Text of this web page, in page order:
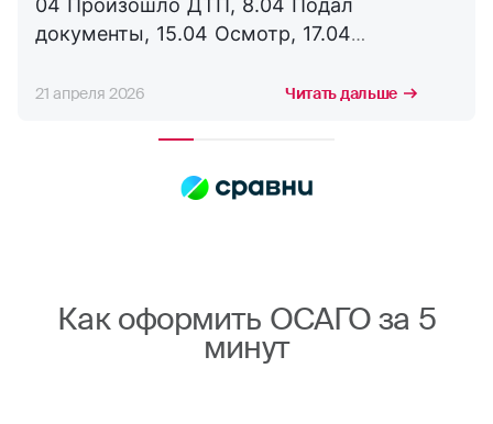
04 Произошло ДТП, 8.04 Подал
документы, 15.04 Осмотр, 17.04
сотрудничать с компанией дальше,
21 апреля 2026 Читать дальше
Как оформить ОСАГО за 5
минут